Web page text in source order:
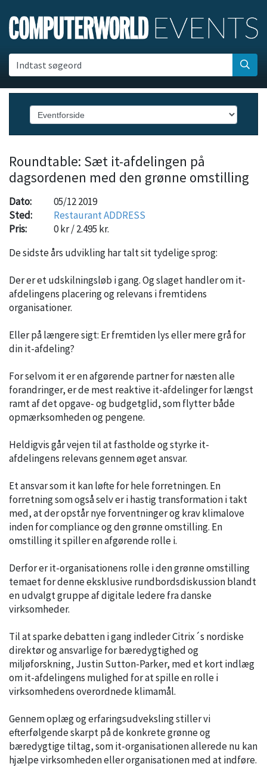
Indtast søgeord
Roundtable: Sæt it-afdelingen på
dagsordenen med den grønne omstilling
Dato:
05/12 2019
Sted:
Restaurant ADDRESS
Pris:
0 kr / 2.495 kr.
De sidste års udvikling har talt sit tydelige sprog:
Der er et udskilningsløb i gang. Og slaget handler om it-
afdelingens placering og relevans i fremtidens
organisationer.
Eller på længere sigt: Er fremtiden lys eller mere grå for
din it-afdeling?
For selvom it er en afgørende partner for næsten alle
forandringer, er de mest reaktive it-afdelinger for længst
ramt af det opgave- og budgetglid, som flytter både
opmærksomheden og pengene.
Heldigvis går vejen til at fastholde og styrke it-
afdelingens relevans gennem øget ansvar.
Et ansvar som it kan løfte for hele forretningen. En
forretning som også selv er i hastig transformation i takt
med, at der opstår nye forventninger og krav klimalove
inden for compliance og den grønne omstilling. En
omstilling it spiller en afgørende rolle i.
Derfor er it-organisationens rolle i den grønne omstilling
temaet for denne eksklusive rundbordsdiskussion blandt
en udvalgt gruppe af digitale ledere fra danske
virksomheder.
Til at sparke debatten i gang indleder Citrix´s nordiske
direktør og ansvarlige for bæredygtighed og
miljøforskning, Justin Sutton-Parker, med et kort indlæg
om it-afdelingens mulighed for at spille en rolle i
virksomhedens overordnede klimamål.
Gennem oplæg og erfaringsudveksling stiller vi
efterfølgende skarpt på de konkrete grønne og
bæredygtige tiltag, som it-organisationen allerede nu kan
hjælpe virksomheden eller organisationen med at indføre.